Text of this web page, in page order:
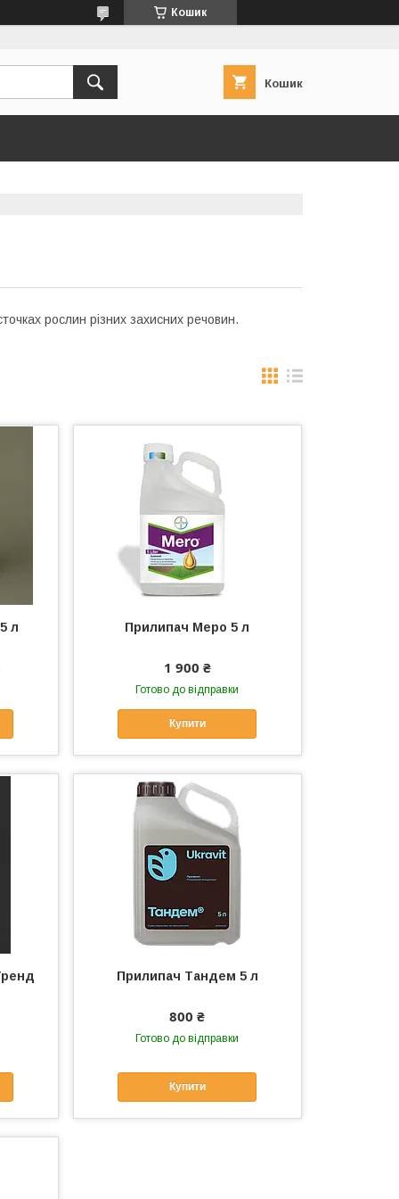
Кошик
Кошик
рослин різних захисних речовин.
л Прилипач Меро 5 л
1 900 ₴
Готово до відправки
Купити
Прилипач Тандем 5 л
800 ₴
Готово до відправки
Купити